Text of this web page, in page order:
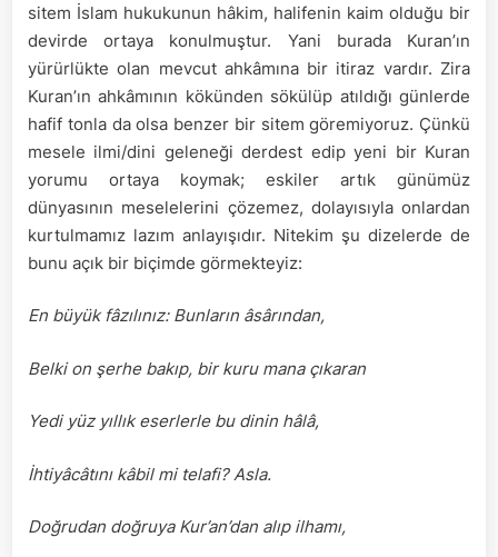
sitem İslam hukukunun hâkim, halifenin kaim olduğu bir
devirde ortaya konulmuştur. Yani burada Kuran’ın
yürürlükte olan mevcut ahkâmına bir itiraz vardır. Zira
Kuran’ın ahkâmının kökünden sökülüp atıldığı günlerde
hafif tonla da olsa benzer bir sitem göremiyoruz. Çünkü
mesele ilmi/dini geleneği derdest edip yeni bir Kuran
yorumu ortaya koymak; eskiler artık günümüz
dünyasının meselelerini çözemez, dolayısıyla onlardan
kurtulmamız lazım anlayışıdır. Nitekim şu dizelerde de
bunu açık bir biçimde görmekteyiz:
En büyük fâzılınız: Bunların âsârından,
Belki on şerhe bakıp, bir kuru mana çıkaran
Yedi yüz yıllık eserlerle bu dinin hâlâ,
İhtiyâcâtını kâbil mi telafi? Asla.
Doğrudan doğruya Kur’an’dan alıp ilhamı,